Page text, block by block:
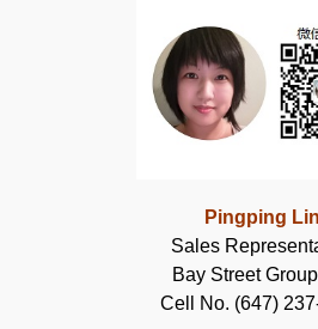
奥克维尔楼花项目
列治文山楼花项目
新居民
Pingping Lin
Sales
Bay Street
Cell No. (647)